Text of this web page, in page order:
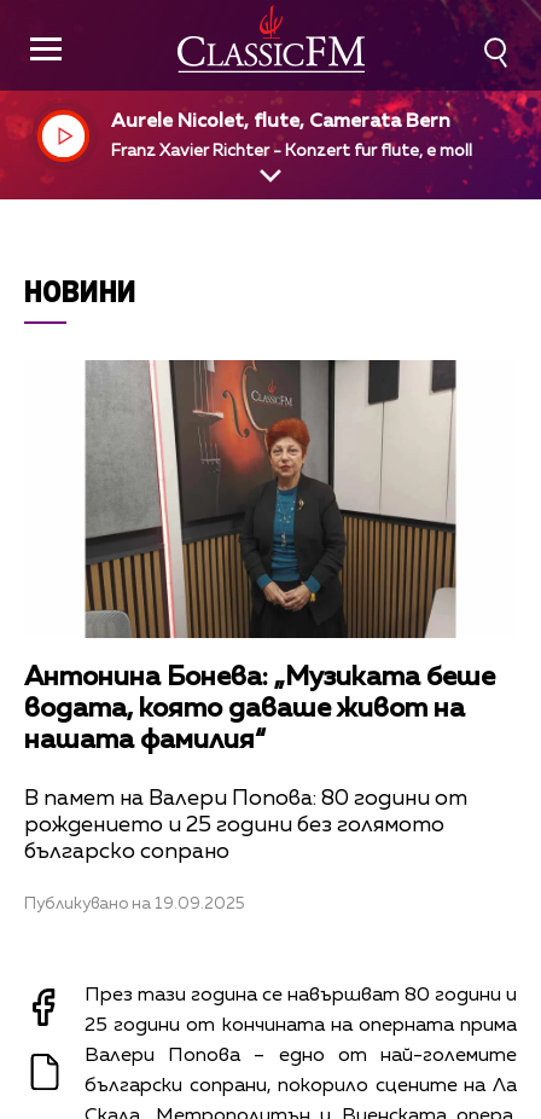
Aurele Nicolet, flute, Camerata Bern
Franz Xavier Richter - Konzert fur flute, e moll
НОВИНИ
Антонина Бонева: „Музиката беше
водата, която даваше живот на
нашата фамилия“
В памет на Валери Попова: 80 години от
рождението и 25 години без голямото
българско сопрано
Публикувано на 19.09.2025
През тази година се навършват 80 години и
25 години от кончината на оперната прима
Валери Попова – едно от най-големите
български сопрани, покорило сцените на Ла